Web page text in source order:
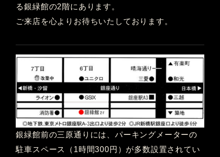
る銀緑館の2階にあります。
ご来店を心よりお待ちいたしております。
銀緑館前の三原通りには、パーキングメーターの
駐車スペース（1時間300円）が多数設置されてい